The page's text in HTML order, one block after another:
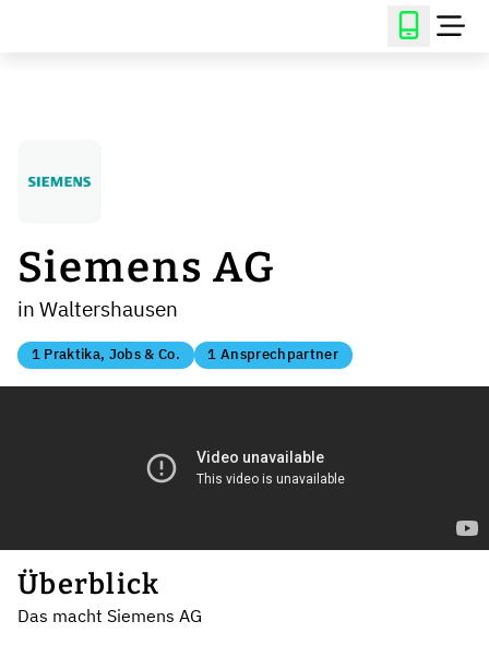
Siemens AG
in Waltershausen
1 Praktika, Jobs & Co. 1 Ansprechpartner
Überblick
Das macht Siemens AG